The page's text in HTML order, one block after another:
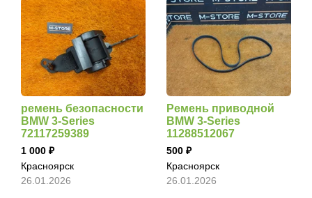
ремень безопасности
BMW 3-Series
72117259389
1 000
Красноярск
26.01.2026
Ремень приводной
BMW 3-Series
11288512067
500
Красноярск
26.01.2026